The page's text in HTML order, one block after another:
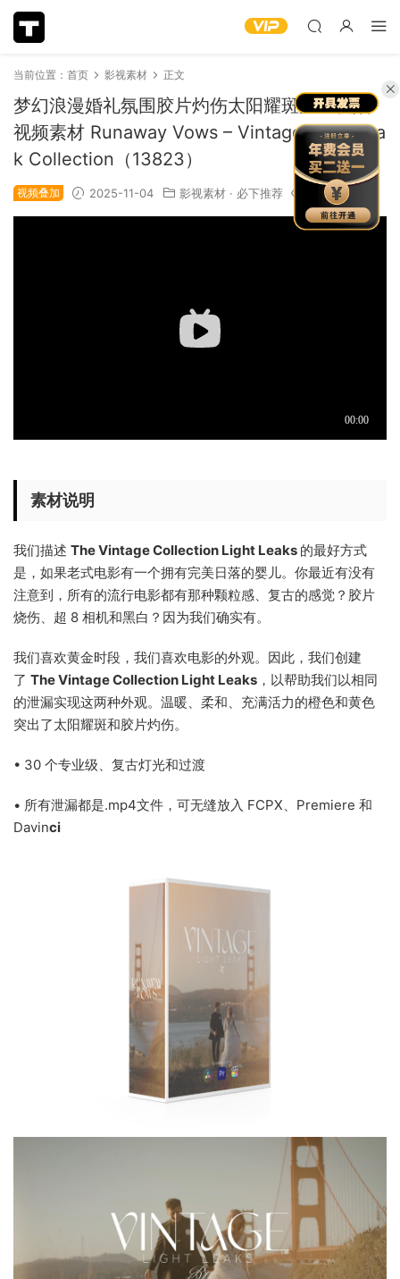
当前位置： 首页 影视素材 正文
梦幻浪漫婚礼氛围胶片灼伤太阳耀斑叠加视频
视频素材 Runaway Vows – Vintage Light Lea
k Collection（13823）
视频叠加 2025-11-04 影视素材 · 必下推荐 1.36k
素材说明
我们描述 The Vintage Collection Light Leaks 的最好方式
是，如果老式电影有一个拥有完美日落的婴儿。你最近有没有
注意到，所有的流行电影都有那种颗粒感、复古的感觉？胶片
烧伤、超 8 相机和黑白？因为我们确实有。
我们喜欢黄金时段，我们喜欢电影的外观。因此，我们创建
了 The Vintage Collection Light Leaks ，以帮助我们以相同
的泄漏实现这两种外观。温暖、柔和、充满活力的橙色和黄色
突出了太阳耀斑和胶片灼伤。
• 30 个专业级、复古灯光和过渡
• 所有泄漏都是.mp4文件，可无缝放入 FCPX、Premiere 和
Davinci